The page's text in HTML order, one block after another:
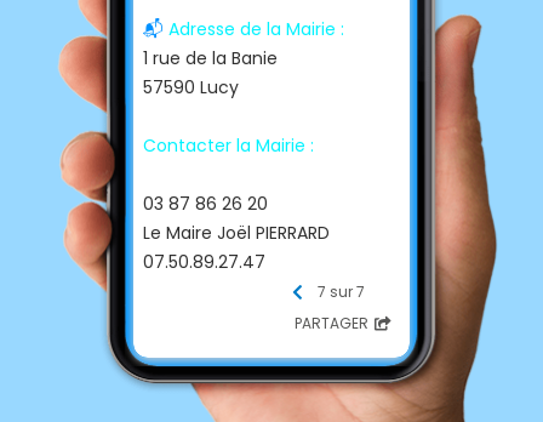
📬 Adresse de la Mairie :
1 rue de la Banie
57590 Lucy
Contacter la Mairie :
03 87 86 26 20
Le Maire Joël PIERRARD
07.50.89.27.47
mairiedelucy@orange.fr
Heures depermanence
Ouverture au public.
7 sur 7
PARTAGER